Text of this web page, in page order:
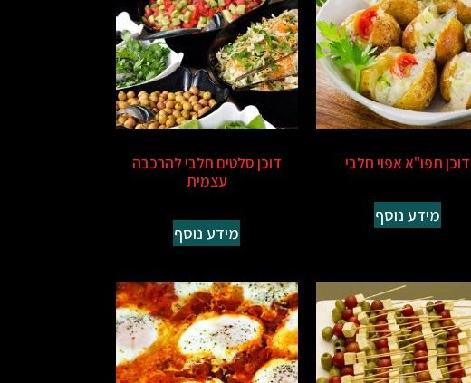
דוכן תפו"א אפוי חלבי
מידע נוסף
דוכן סלטים חלבי להרכבה
עצמית
מידע נוסף